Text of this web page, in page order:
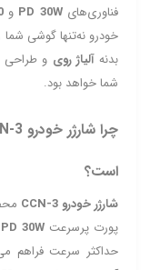
فناوری‌هایPD 30W و
خودرو نه‌تنها گوشی شما
بدنهآلیاژ روی و طراحی
شما خواهد بود.
است؟
شارژر خودرو CCN‑3
پورت پرسرعت PD 30W
حداکثر سرعت فراهم